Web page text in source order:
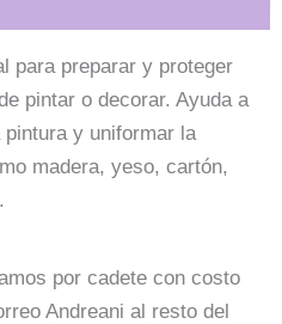
para preparar y proteger
pintar o decorar. Ayuda a
y uniformar la
madera, yeso, cartón,
por cadete con costo
Andreani al resto del